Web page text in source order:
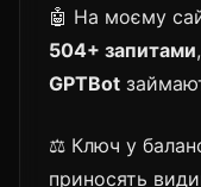
🤖 На моєму
504+ запитами
GPTBot
⚖️ Ключ у
приносять